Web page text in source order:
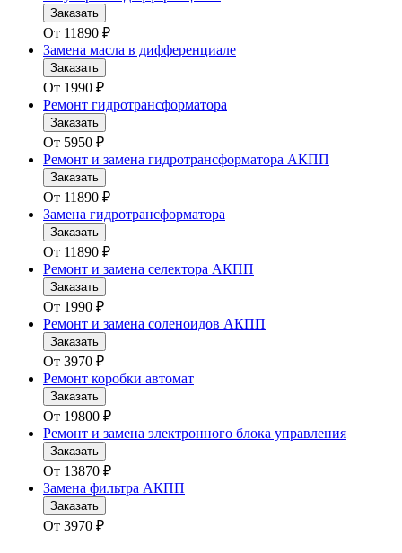
Заказать
От 11890 ₽
Замена масла в дифференциале
Заказать
От 1990 ₽
Ремонт гидротрансформатора
Заказать
От 5950 ₽
Ремонт и замена гидротрансформатора АКПП
Заказать
От 11890 ₽
Замена гидротрансформатора
Заказать
От 11890 ₽
Ремонт и замена селектора АКПП
Заказать
От 1990 ₽
Ремонт и замена соленоидов АКПП
Заказать
От 3970 ₽
Ремонт коробки автомат
Заказать
От 19800 ₽
Ремонт и замена электронного блока управления
Заказать
От 13870 ₽
Замена фильтра АКПП
Заказать
От 3970 ₽